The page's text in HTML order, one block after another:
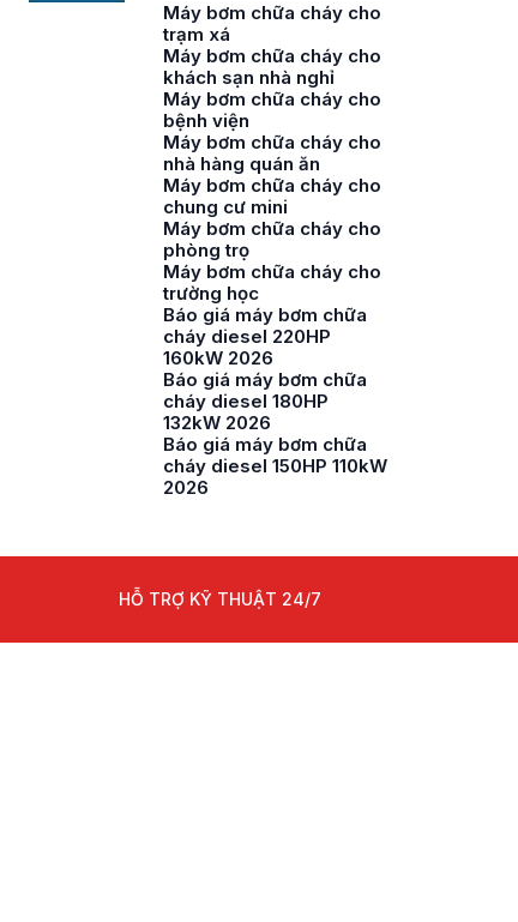
Máy bơm chữa cháy cho
trạm xá
Máy bơm chữa cháy cho
khách sạn nhà nghỉ
Máy bơm chữa cháy cho
bệnh viện
Máy bơm chữa cháy cho
nhà hàng quán ăn
Máy bơm chữa cháy cho
chung cư mini
Máy bơm chữa cháy cho
phòng trọ
Máy bơm chữa cháy cho
trường học
Báo giá máy bơm chữa
cháy diesel 220HP
160kW 2026
Báo giá máy bơm chữa
cháy diesel 180HP
132kW 2026
Báo giá máy bơm chữa
cháy diesel 150HP 110kW
2026
HỖ TRỢ KỸ THUẬT 24/7